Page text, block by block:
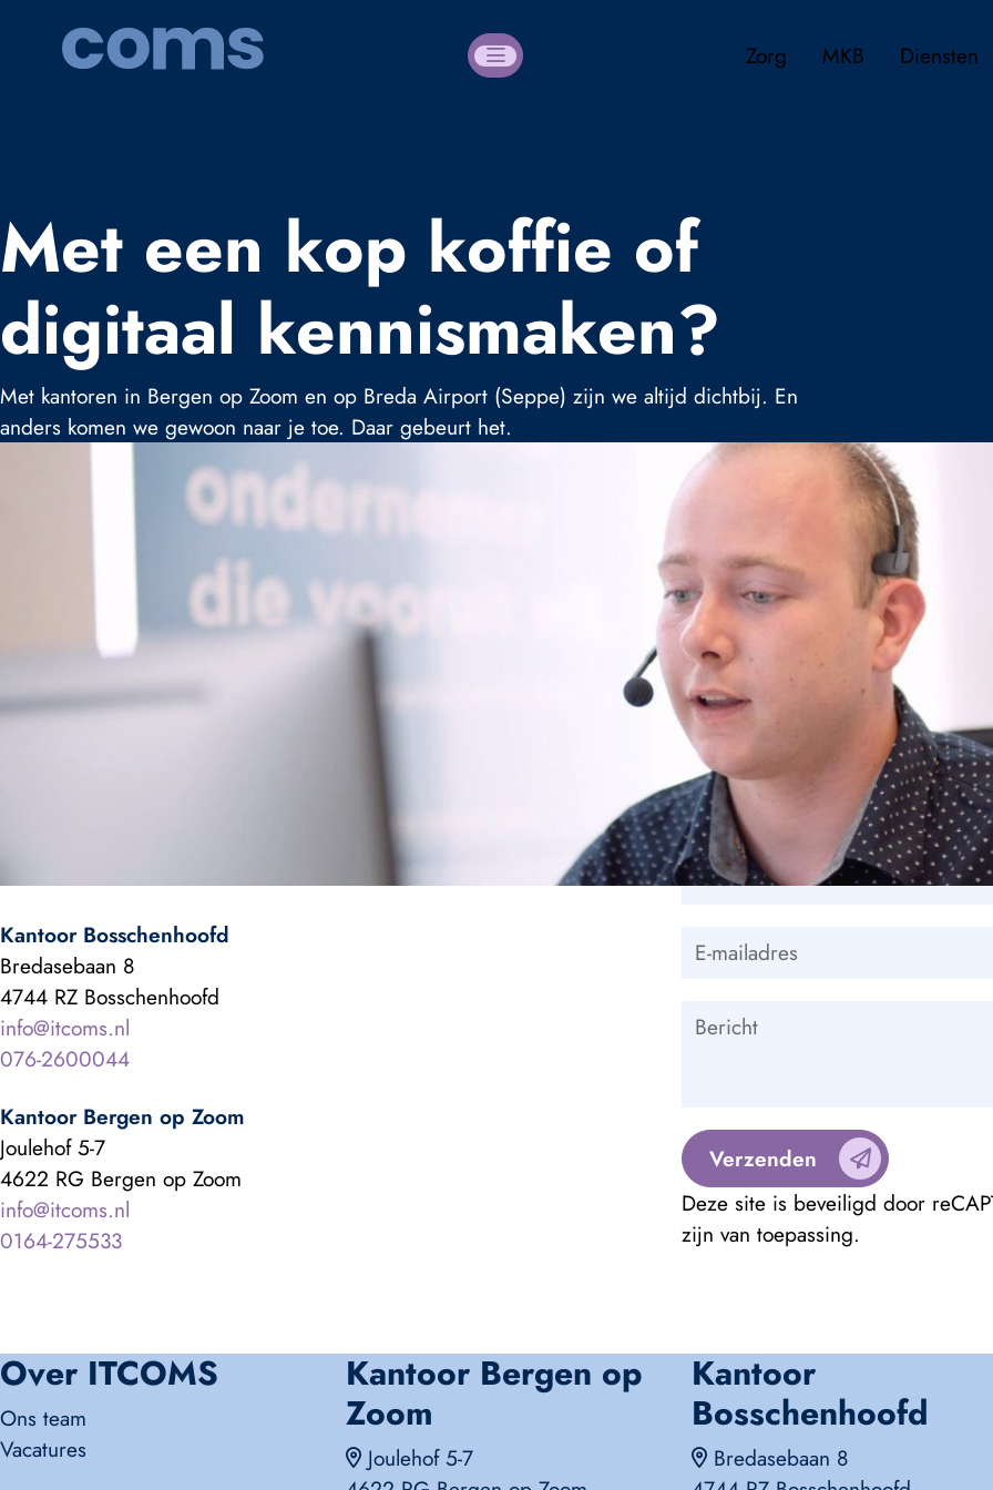
Zorg MKB Diensten
Met een kop koffie of
digitaal kennismaken?
Met kantoren in Bergen op Zoom en op Breda Airport (Seppe) zijn we altijd dichtbij. En
anders komen we gewoon naar je toe. Daar gebeurt het.
Wij helpen je graag
Benieuwd wat wij voor elkaar kunnen betekenen? Neem gerust
Verzenden
Deze site is beveiligd door
zijn van toepassing.
Kantoor Bosschenhoofd
Bredasebaan 8
4744 RZ Bosschenhoofd
info@itcoms.nl
076-2600044
Kantoor Bergen op Zoom
Joulehof 5-7
4622 RG Bergen op Zoom
info@itcoms.nl
0164-275533
Over ITCOMS
Ons team
Vacatures
Kantoor Bergen op
Zoom
Joulehof 5-7
Kantoor
Bosschenhoofd
Bredasebaan 8